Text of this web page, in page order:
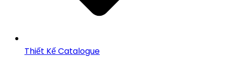
Thiết Kế Catalogue